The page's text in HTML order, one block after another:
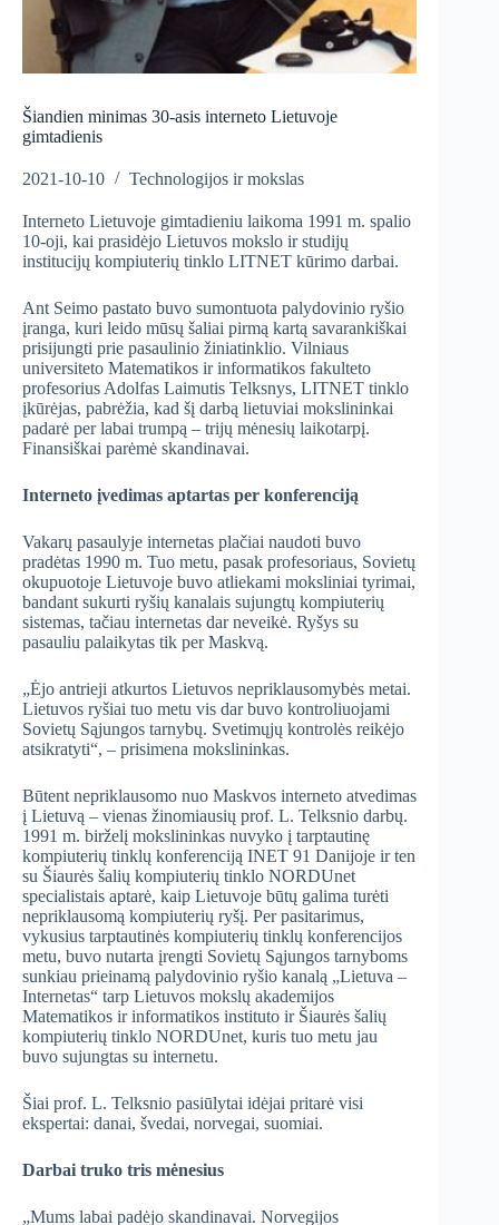
Šiandien minimas 30-asis interneto Lietuvoje
gimtadienis
2021-10-10 Technologijos ir mokslas
Interneto Lietuvoje gimtadieniu laikoma 1991 m. spalio
10-oji, kai prasidėjo Lietuvos mokslo ir studijų
institucijų kompiuterių tinklo LITNET kūrimo darbai.
Ant Seimo pastato buvo sumontuota palydovinio ryšio
įranga, kuri leido mūsų šaliai pirmą kartą savarankiškai
prisijungti prie pasaulinio žiniatinklio. Vilniaus
universiteto Matematikos ir informatikos fakulteto
profesorius Adolfas Laimutis Telksnys, LITNET tinklo
įkūrėjas, pabrėžia, kad šį darbą lietuviai mokslininkai
padarė per labai trumpą – trijų mėnesių laikotarpį.
Finansiškai parėmė skandinavai.
Interneto įvedimas aptartas per konferenciją
Vakarų pasaulyje internetas plačiai naudoti buvo
pradėtas 1990 m. Tuo metu, pasak profesoriaus, Sovietų
okupuotoje Lietuvoje buvo atliekami moksliniai tyrimai,
bandant sukurti ryšių kanalais sujungtų kompiuterių
sistemas, tačiau internetas dar neveikė. Ryšys su
pasauliu palaikytas tik per Maskvą.
„Ėjo antrieji atkurtos Lietuvos nepriklausomybės metai.
Lietuvos ryšiai tuo metu vis dar buvo kontroliuojami
Sovietų Sąjungos tarnybų. Svetimųjų kontrolės reikėjo
atsikratyti“, – prisimena mokslininkas.
Būtent nepriklausomo nuo Maskvos interneto atvedimas
į Lietuvą – vienas žinomiausių prof. L. Telksnio darbų.
1991 m. birželį mokslininkas nuvyko į tarptautinę
kompiuterių tinklų konferenciją INET 91 Danijoje ir ten
su Šiaurės šalių kompiuterių tinklo NORDUnet
specialistais aptarė, kaip Lietuvoje būtų galima turėti
nepriklausomą kompiuterių ryšį. Per pasitarimus,
vykusius tarptautinės kompiuterių tinklų konferencijos
metu, buvo nutarta įrengti Sovietų Sąjungos tarnyboms
sunkiau prieinamą palydovinio ryšio kanalą „Lietuva –
Internetas“ tarp Lietuvos mokslų akademijos
Matematikos ir informatikos instituto ir Šiaurės šalių
kompiuterių tinklo NORDUnet, kuris tuo metu jau
buvo sujungtas su internetu.
Šiai prof. L. Telksnio pasiūlytai idėjai pritarė visi
ekspertai: danai, švedai, norvegai, suomiai.
Darbai truko tris mėnesius
„Mums labai padėjo skandinavai. Norvegijos